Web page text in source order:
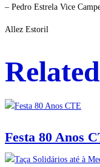
– Pedro Estrela Vice
Allez Estoril
Festa 80 Anos